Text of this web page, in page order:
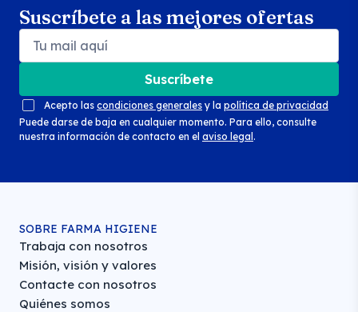
Suscríbete a las mejores ofertas
Suscríbete
Acepto las condiciones generales y la política de privacidad
Puede darse de baja en cualquier momento. Para ello, consulte
nuestra información de contacto en el aviso legal .
SOBRE FARMA HIGIENE
Trabaja con nosotros
Misión, visión y valores
Contacte con nosotros
Quiénes somos